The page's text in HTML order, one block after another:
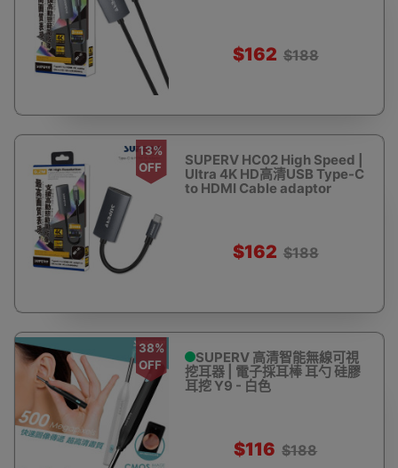
$162 $188
13%
OFF
SUPERV HC02 High Speed |
Ultra 4K HD高清USB Type-C
to HDMI Cable adaptor
$162 $188
38%
OFF
SUPERV 高清智能無線可視
挖耳器 | 電子採耳棒 耳勺 硅膠
耳挖 Y9 - 白色
$116 $188